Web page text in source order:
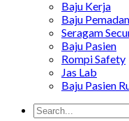
Baju Kerja
Baju
Seragam
Baju Pasien
Rompi Safety
Jas Lab
Baju Pasien